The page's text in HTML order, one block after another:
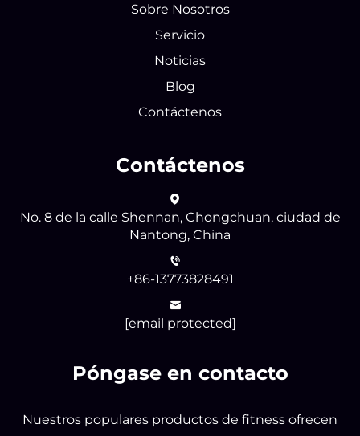
Sobre Nosotros
Servicio
Noticias
Blog
Contáctenos
Contáctenos
No. 8 de la calle Shennan, Chongchuan, ciudad de
Nantong, China
+86-13773828491
[email protected]
Póngase en contacto
Nuestros populares productos de fitness ofrecen